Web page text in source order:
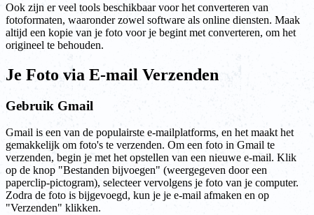
Ook zijn er veel tools beschikbaar voor het converteren van
fotoformaten, waaronder zowel software als online diensten. Maak
altijd een kopie van je foto voor je begint met converteren, om het
origineel te behouden.
Je Foto via E-mail Verzenden
Gebruik Gmail
Gmail is een van de populairste e-mailplatforms, en het maakt het
gemakkelijk om foto's te verzenden. Om een foto in Gmail te
verzenden, begin je met het opstellen van een nieuwe e-mail. Klik
op de knop "Bestanden bijvoegen" (weergegeven door een
paperclip-pictogram), selecteer vervolgens je foto van je computer.
Zodra de foto is bijgevoegd, kun je je e-mail afmaken en op
"Verzenden" klikken.